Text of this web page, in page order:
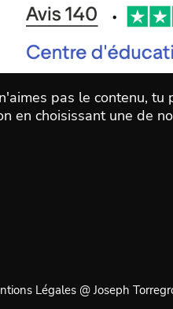
pas le contenu, tu
en choisissant une de
Légales @ Joseph